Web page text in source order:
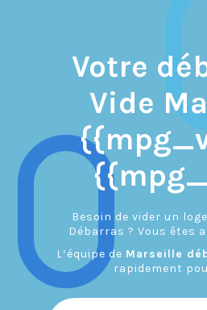
Votre
Vide
Besoin de vider un
Débarras ? Vous êtes
L’équipe de Marseille
rapidement